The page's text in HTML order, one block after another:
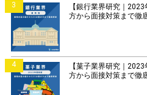
3
【銀行業界研究｜
方から面接対策まで徹
4
【菓子業界研究｜
方から面接対策まで徹